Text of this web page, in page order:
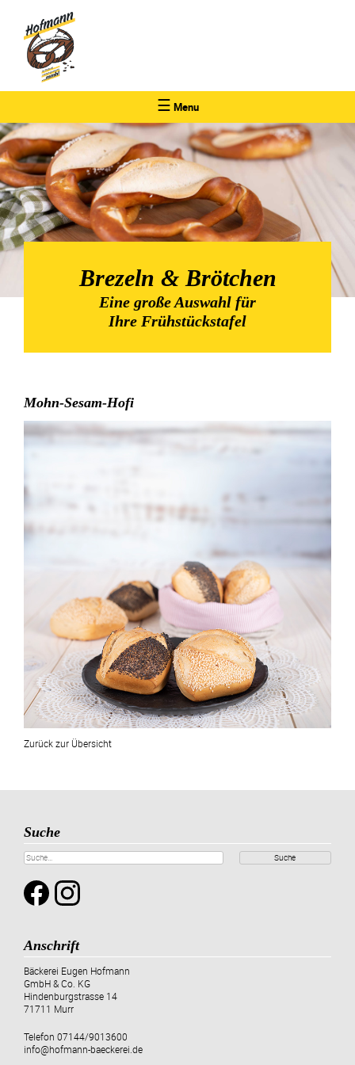
☰ Menu
Brezeln & Brötchen
Eine große Auswahl für
Ihre Frühstückstafel
Zurück zur Übersicht
Mohn-Sesam-Hofi
Anschrift
Bäckerei Eugen Hofmann
GmbH & Co. KG
Hindenburgstrasse 14
71711 Murr
Telefon 07144/9013600
info@hofmann-baeckerei.de
Suche
Suche